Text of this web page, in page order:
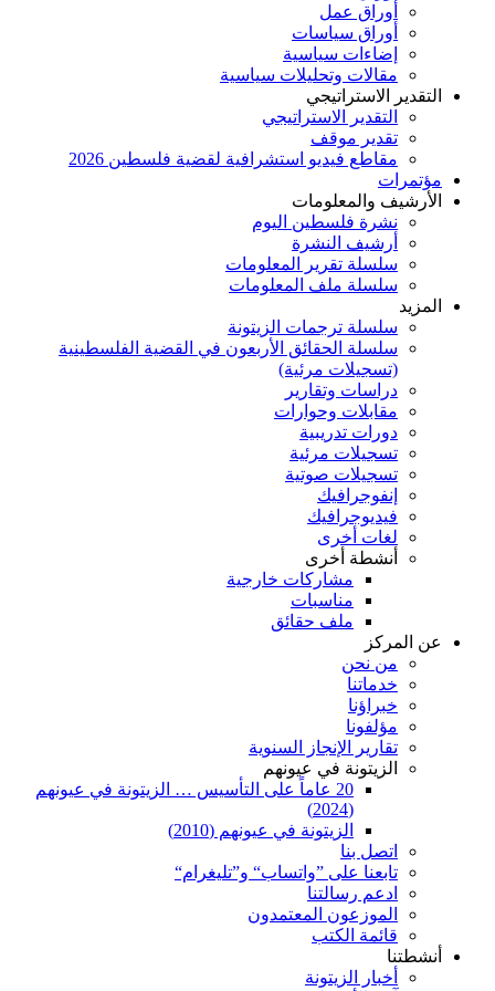
أوراق عمل
أوراق سياسات
إضاءات سياسية
مقالات وتحليلات سياسية
التقدير الاستراتيجي
التقدير الاستراتيجي
تقدير موقف
مقاطع فيديو استشرافية لقضية فلسطين 2026
مؤتمرات
الأرشيف والمعلومات
نشرة فلسطين اليوم
أرشيف النشرة
سلسلة تقرير المعلومات
سلسلة ملف المعلومات
المزيد
سلسلة ترجمات الزيتونة
سلسلة الحقائق الأربعون في القضية الفلسطينية
(تسجيلات مرئية)
دراسات وتقارير
مقابلات وحوارات
دورات تدريبية
تسجيلات مرئية
تسجيلات صوتية
إنفوجرافيك
فيديوجرافيك
لغات أخرى
أنشطة أخرى
مشاركات خارجية
مناسبات
ملف حقائق
عن المركز
من نحن
خدماتنا
خبراؤنا
مؤلفونا
تقارير الإنجاز السنوية
الزيتونة في عيونهم
20 عاماً على التأسيس … الزيتونة في عيونهم
(2024)
الزيتونة في عيونهم (2010)
اتصل بنا
تابعنا على ”واتساب“ و”تليغرام“
ادعم رسالتنا
الموزعون المعتمدون
قائمة الكتب
أنشطتنا
أخبار الزيتونة